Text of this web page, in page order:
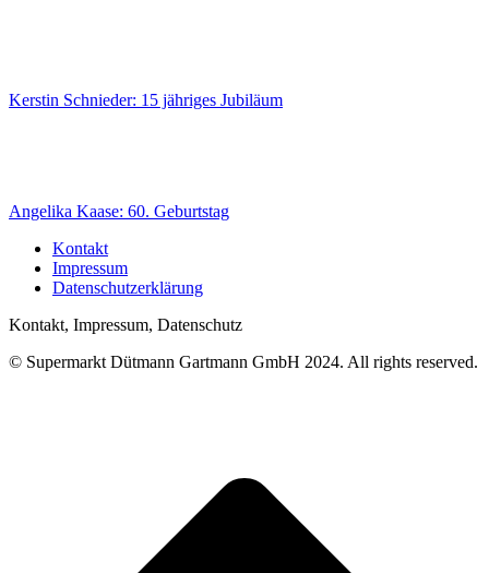
Kerstin Schnieder: 15 jähriges Jubiläum
Angelika Kaase: 60. Geburtstag
Kontakt
Impressum
Datenschutzerklärung
Kontakt, Impressum, Datenschutz
© Supermarkt Dütmann Gartmann GmbH 2024. All rights reserved.